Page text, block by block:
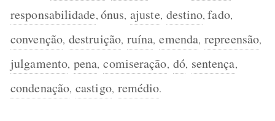
responsabilidade, ónus, ajuste, destino,fado,
convenção, destruição, ruína, emenda, repreensão,
julgamento, pena, comiseração, dó, sentença,
condenação, castigo, remédio.